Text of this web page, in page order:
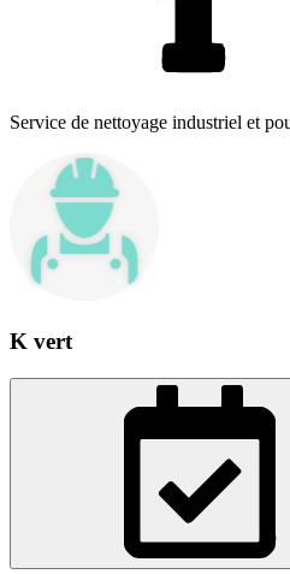
Service de nettoyage industriel et
K vert